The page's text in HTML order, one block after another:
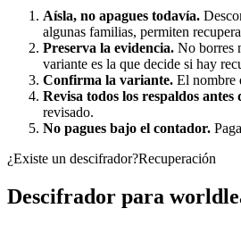
Aísla, no apagues todavía.
algunas familias, permiten
Preserva la evidencia. No borres
variante es la que decide si hay
Confirma la variante. El nombre
Revisa todos los respaldos antes
revisado.
No pagues bajo el contador.
¿Existe un descifrador?Recuperación
Descifrador para